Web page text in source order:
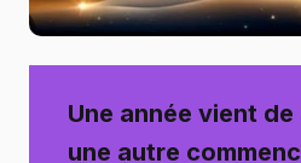
Une année vient de
une autre